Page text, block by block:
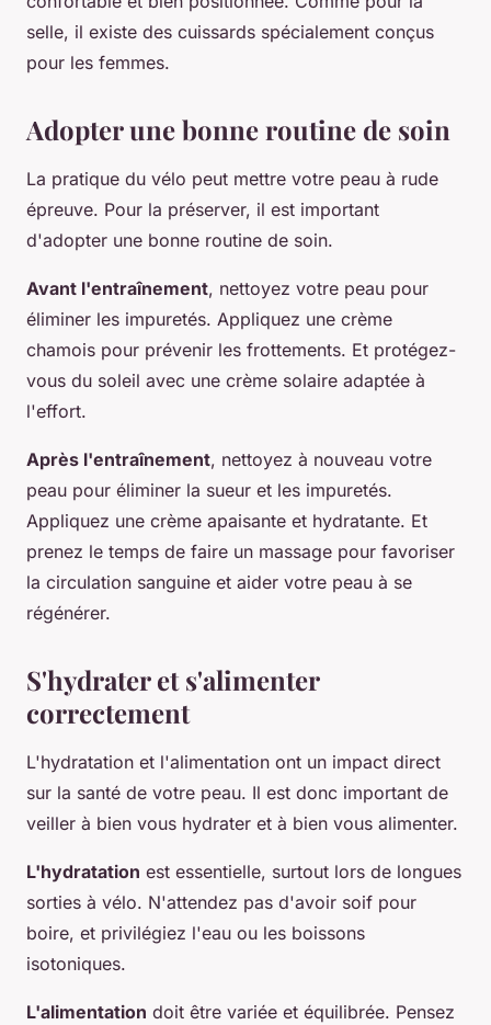
selle, il existe des cuissards spécialement conçus
pour les femmes.
Adopter une bonne routine de soin
La pratique du vélo peut mettre votre peau à rude
épreuve. Pour la préserver, il est important
d'adopter une bonne routine de soin.
Avant l'entraînement, nettoyez votre peau pour
éliminer les impuretés. Appliquez une crème
chamois pour prévenir les frottements. Et protégez-
vous du soleil avec une crème solaire adaptée à
l'effort.
Après l'entraînement, nettoyez à nouveau votre
peau pour éliminer la sueur et les impuretés.
Appliquez une crème apaisante et hydratante. Et
prenez le temps de faire un massage pour favoriser
la circulation sanguine et aider votre peau à se
régénérer.
S'hydrater et s'alimenter
correctement
L'hydratation et l'alimentation ont un impact direct
sur la santé de votre peau. Il est donc important de
veiller à bien vous hydrater et à bien vous alimenter.
L'hydratation est essentielle, surtout lors de longues
sorties à vélo. N'attendez pas d'avoir soif pour
boire, et privilégiez l'eau ou les boissons
isotoniques.
L'alimentation doit être variée et équilibrée. Pensez